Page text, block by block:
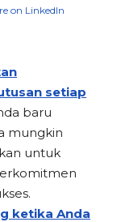
setiap
baru
mungkin
untuk
ketika Anda